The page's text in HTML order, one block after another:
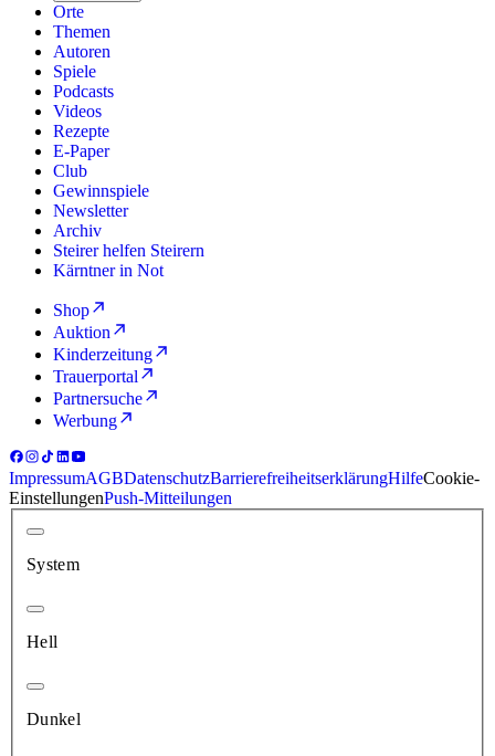
Orte
Themen
Autoren
Spiele
Podcasts
Videos
Rezepte
E-Paper
Club
Gewinnspiele
Newsletter
Archiv
Steirer helfen Steirern
Kärntner in Not
Shop
Auktion
Kinderzeitung
Trauerportal
Partnersuche
Werbung
ImpressumAGBDatenschutzBarrierefreiheitserklärungHilfeCookie-
EinstellungenPush-Mitteilungen
System
Hell
Dunkel